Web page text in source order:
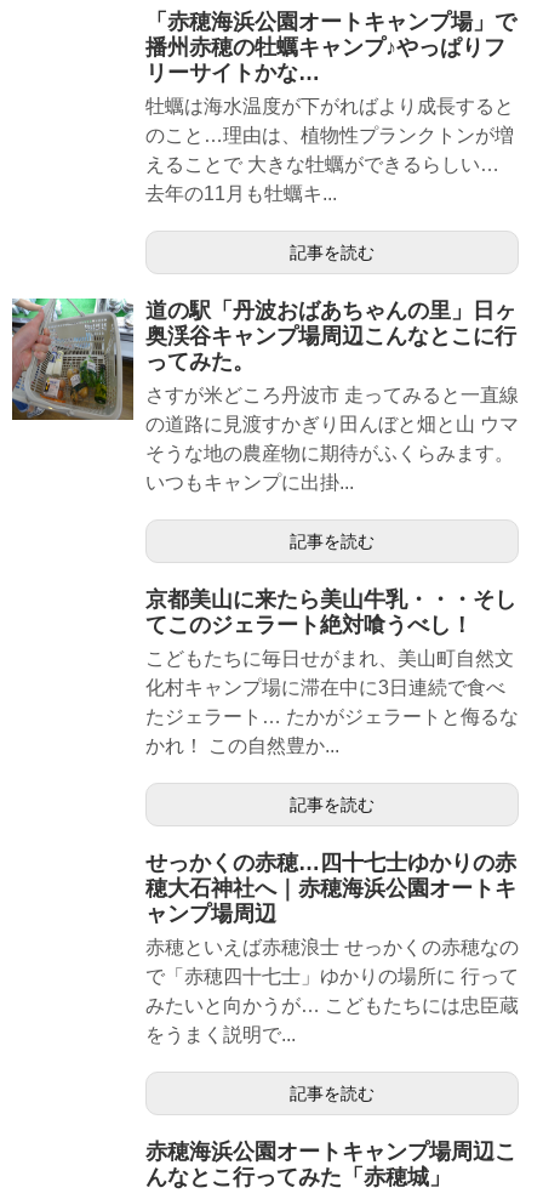
「赤穂海浜公園オートキャンプ場」で
播州赤穂の牡蠣キャンプ♪やっぱりフ
リーサイトかな…
牡蠣は海水温度が下がればより成長すると
のこと…理由は、植物性プランクトンが増
えることで 大きな牡蠣ができるらしい…
去年の11月も牡蠣キ...
記事を読む
道の駅「丹波おばあちゃんの里」日ヶ
奥渓谷キャンプ場周辺こんなとこに行
ってみた。
さすが米どころ丹波市 走ってみると一直線
の道路に見渡すかぎり田んぼと畑と山 ウマ
そうな地の農産物に期待がふくらみます。
いつもキャンプに出掛...
記事を読む
京都美山に来たら美山牛乳・・・そし
てこのジェラート絶対喰うべし！
こどもたちに毎日せがまれ、美山町自然文
化村キャンプ場に滞在中に3日連続で食べ
たジェラート… たかがジェラートと侮るな
かれ！ この自然豊か...
記事を読む
せっかくの赤穂…四十七士ゆかりの赤
穂大石神社へ｜赤穂海浜公園オートキ
ャンプ場周辺
赤穂といえば赤穂浪士 せっかくの赤穂なの
で「赤穂四十七士」ゆかりの場所に 行って
みたいと向かうが… こどもたちには忠臣蔵
をうまく説明で...
記事を読む
赤穂海浜公園オートキャンプ場周辺こ
んなとこ行ってみた「赤穂城」